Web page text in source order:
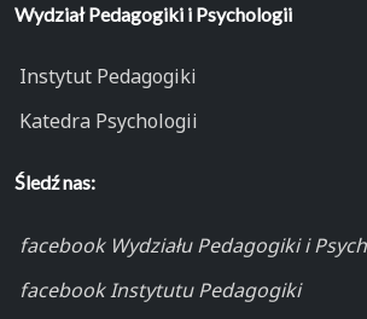
Wydział Pedagogiki i Psychologii
Instytut Pedagogiki
Katedra Psychologii
Śledź nas:
facebook Wydziału Pedagogiki i
facebook Instytutu Pedagogiki